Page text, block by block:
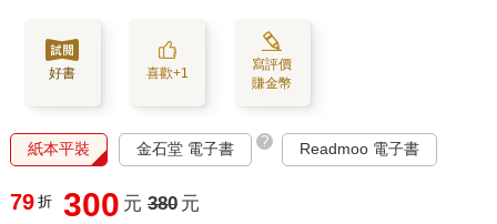
好書 喜歡+1
寫評價
賺金幣
紙本平裝 金石堂 電子書 ? Readmoo 電子書
79 折 300 元 380 元